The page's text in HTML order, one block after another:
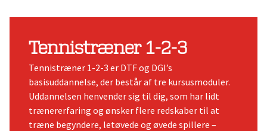
Tennistræner 1-2-3
Tennistræner 1-2-3 er DTF og DGI’s
basisuddannelse, der består af tre kursusmoduler.
Uddannelsen henvender sig til dig, som har lidt
trænererfaring og ønsker flere redskaber til at
træne begyndere, letøvede og øvede spillere –